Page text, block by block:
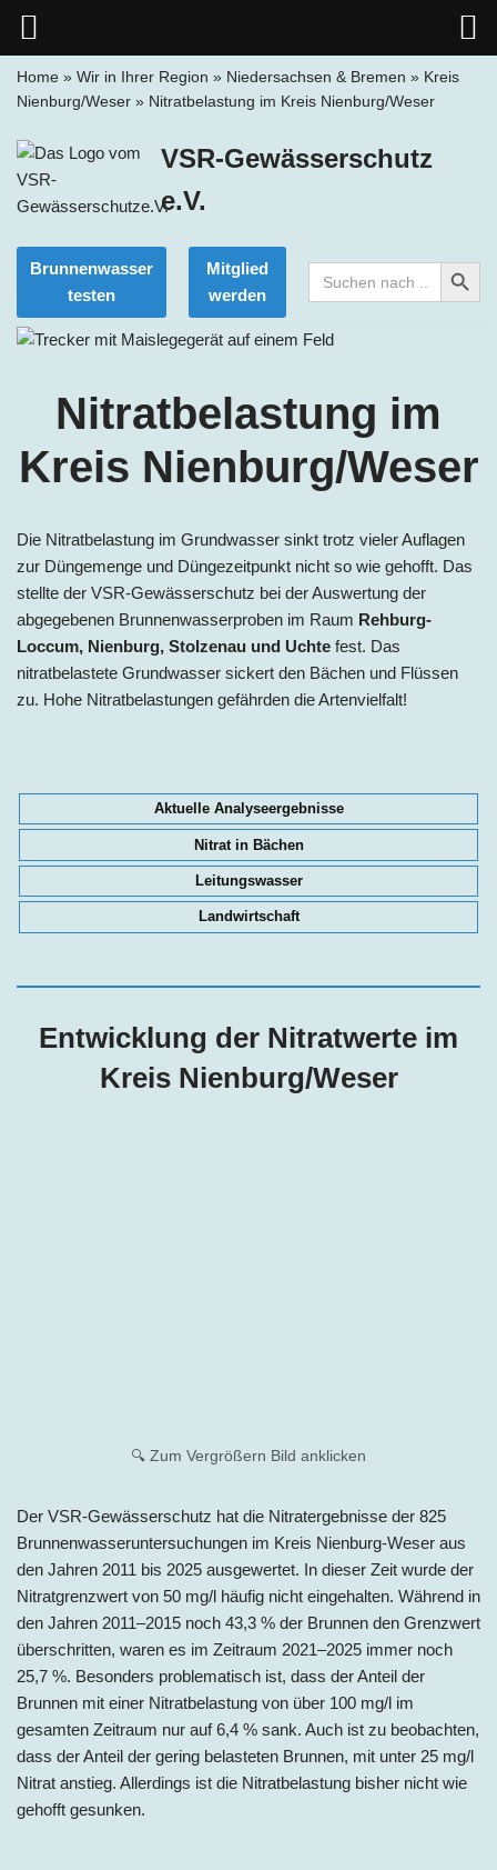
Inhalt
Home » Wir in Ihrer Region » Niedersachsen & Bremen » Kreis
Nienburg/Weser » Nitratbelastung im Kreis Nienburg/Weser
VSR-Gewässerschutz
e.V.
Brunnenwasser
testen
Mitglied
werden
Search
for:
Search Button
Nitratbelastung im
Kreis Nienburg/Weser
Die Nitratbelastung im Grundwasser sinkt trotz vieler Auflagen
zur Düngemenge und Düngezeitpunkt nicht so wie gehofft. Das
stellte der VSR-Gewässerschutz bei der Auswertung der
abgegebenen Brunnenwasserproben im Raum Rehburg-
Loccum, Nienburg, Stolzenau und Uchte fest. Das
nitratbelastete Grundwasser sickert den Bächen und Flüssen
zu. Hohe Nitratbelastungen gefährden die Artenvielfalt!
Aktuelle Analyseergebnisse
Nitrat in Bächen
Leitungswasser
Landwirtschaft
Entwicklung der Nitratwerte im
Kreis Nienburg/Weser
🔍 Zum Vergrößern Bild anklicken
Der VSR-Gewässerschutz hat die Nitratergebnisse der 825
Brunnenwasseruntersuchungen im Kreis Nienburg-Weser aus
den Jahren 2011 bis 2025 ausgewertet. In dieser Zeit wurde der
Nitratgrenzwert von 50 mg/l häufig nicht eingehalten. Während in
den Jahren 2011–2015 noch 43,3 % der Brunnen den Grenzwert
überschritten, waren es im Zeitraum 2021–2025 immer noch
25,7 %. Besonders problematisch ist, dass der Anteil der
Brunnen mit einer Nitratbelastung von über 100 mg/l im
gesamten Zeitraum nur auf 6,4 % sank. Auch ist zu beobachten,
dass der Anteil der gering belasteten Brunnen, mit unter 25 mg/l
Nitrat anstieg. Allerdings ist die Nitratbelastung bisher nicht wie
gehofft gesunken.